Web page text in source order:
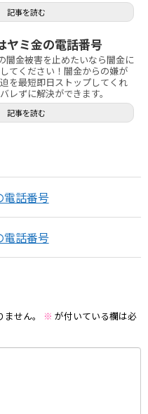
記事を読む
ヤミ金の電話番号
闇金被害を止めたいなら闇金に
てください！闇金からの嫌が
を最短即日ストップしてくれ
レずに解決ができます。
記事を読む
電話番号
電話番号
せん。 ※ が付いている欄は必